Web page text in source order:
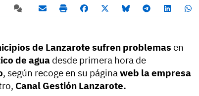
de Lanzarote sufren problemas en
de agua desde primera hora de
, según recoge en su páginaweb la empresa
Canal Gestión Lanzarote.